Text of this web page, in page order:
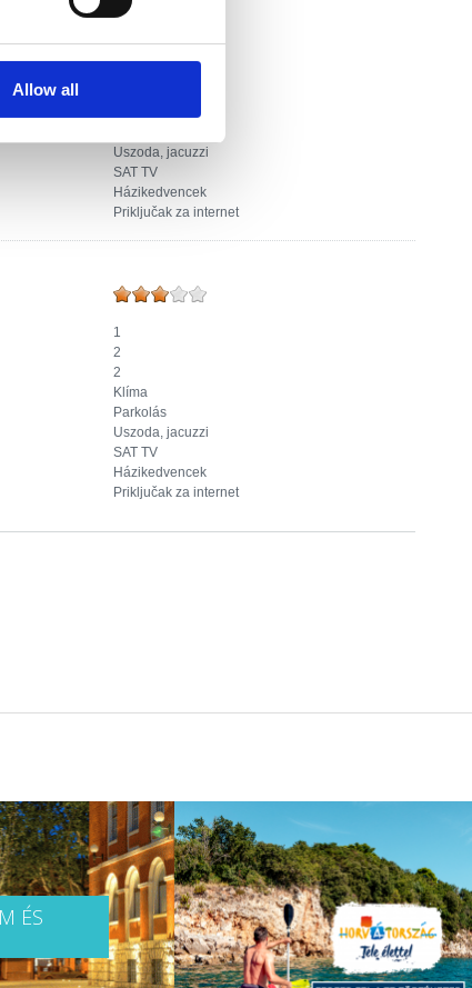
Allow all
Uszoda, jacuzzi
SAT TV
Házikedvencek
Priključak za internet
1
2
2
Klíma
Parkolás
Uszoda, jacuzzi
SAT TV
Házikedvencek
Priključak za internet
ÉS